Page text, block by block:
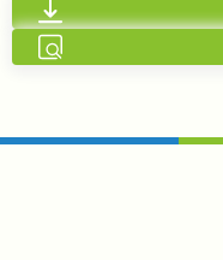
Nosotros
Transparencia